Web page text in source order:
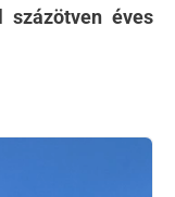
éves
window
a new window